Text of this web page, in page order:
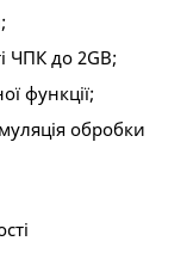
ЧПК до 2GB;
функції;
обробки